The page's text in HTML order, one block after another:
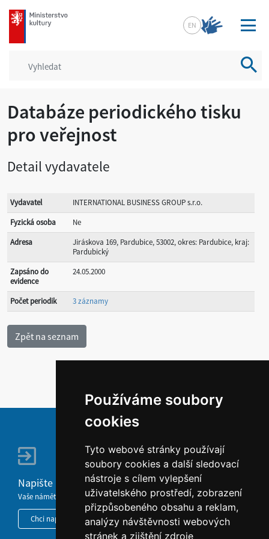
Používáme soubory
cookies
Tyto webové stránky používají
soubory cookies a další sledovací
nástroje s cílem vylepšení
uživatelského prostředí, zobrazení
přizpůsobeného obsahu a reklam,
analýzy návštěvnosti webových
stránek a zjištění zdroje
mkcr.cz
EN
Databáze periodického tisku
pro veřejnost
Detail vydavatele
Vydavatel
INTERNATIONAL BUSINESS GROUP s.r.o.
Fyzická osoba
Ne
Adresa
Jiráskova 169, Pardubice, 53002, okres: Pardubice, kraj:
Pardubický
Zapsáno do
evidence
24.05.2000
Počet periodik 3 záznamy
Napište nám
Vaše náměty, komentáře, připomínky a dotazy nezůstanou bez odezvy.
Chci napsat MKČR